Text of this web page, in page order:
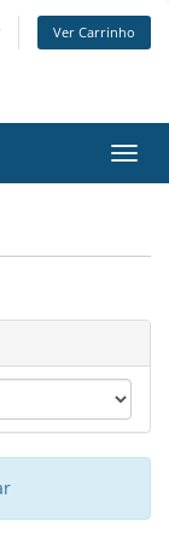
Ver Carrinho